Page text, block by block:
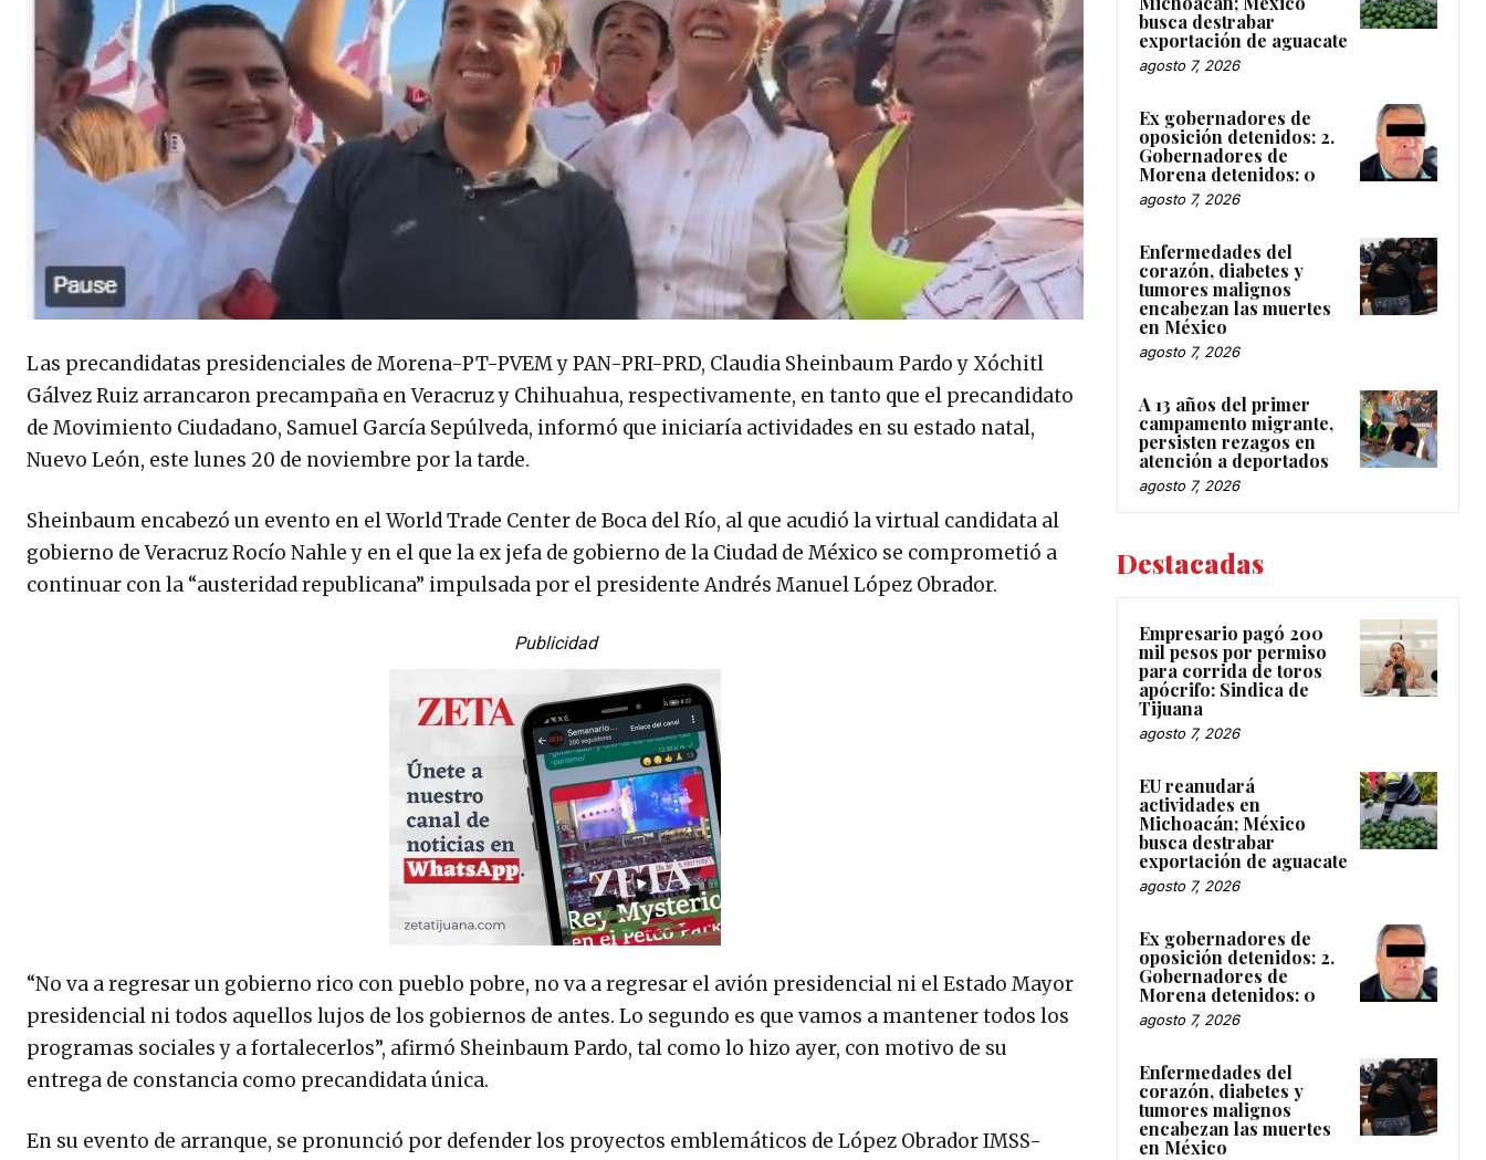
Las precandidatas presidenciales de Morena-PT-PVEM y PAN-PRI-PRD, Claudia Sheinbaum Pardo y Xóchitl
Gálvez Ruiz arrancaron precampaña en Veracruz y Chihuahua, respectivamente, en tanto que el precandidato
de Movimiento Ciudadano, Samuel García Sepúlveda, informó que iniciaría actividades en su estado natal,
Nuevo León, este lunes 20 de noviembre por la tarde.
Sheinbaum encabezó un evento en el World Trade Center de Boca del Río, al que acudió la virtual candidata al
gobierno de Veracruz Rocío Nahle y en el que la ex jefa de gobierno de la Ciudad de México se comprometió a
continuar con la “austeridad republicana” impulsada por el presidente Andrés Manuel López Obrador.
Publicidad
“No va a regresar un gobierno rico con pueblo pobre, no va a regresar el avión presidencial ni el Estado Mayor
presidencial ni todos aquellos lujos de los gobiernos de antes. Lo segundo es que vamos a mantener todos los
programas sociales y a fortalecerlos”, afirmó Sheinbaum Pardo, tal como lo hizo ayer, con motivo de su
entrega de constancia como precandidata única.
En su evento de arranque, se pronunció por defender los proyectos emblemáticos de López Obrador IMSS-
busca destrabar
exportación de aguacate
agosto 7, 2026
Ex gobernadores de
oposición detenidos: 2.
Gobernadores de
Morena detenidos: 0
agosto 7, 2026
Enfermedades del
corazón, diabetes y
tumores malignos
encabezan las muertes
en México
agosto 7, 2026
A 13 años del primer
campamento migrante,
persisten rezagos en
atención a deportados
agosto 7, 2026
Destacadas
Empresario pagó 200
mil pesos por permiso
para corrida de toros
apócrifo: Sindica de
Tijuana
agosto 7, 2026
EU reanudará
actividades en
Michoacán; México
busca destrabar
exportación de aguacate
agosto 7, 2026
Ex gobernadores de
oposición detenidos: 2.
Gobernadores de
Morena detenidos: 0
agosto 7, 2026
Enfermedades del
corazón, diabetes y
tumores malignos
encabezan las muertes
en México